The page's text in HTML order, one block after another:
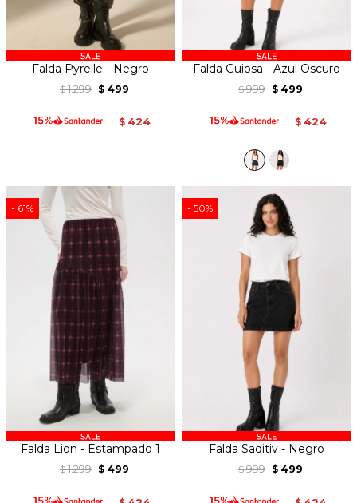
Falda Pyrelle - Negro
$ 1.299 $ 499
$ 424
Falda Guiosa - Azul Oscuro
$ 999 $ 499
$ 424
61
Falda Lion - Estampado 1
$ 1.299 $ 499
50
Falda Saditiv - Negro
$ 999 $ 499